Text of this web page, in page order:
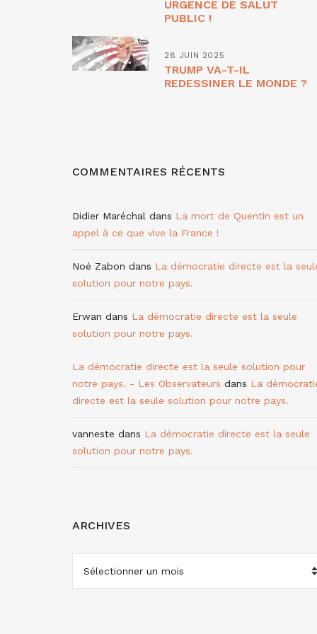
URGENCE DE SALUT
PUBLIC !
28 JUIN 2025
TRUMP VA-T-IL
REDESSINER LE MONDE ?
COMMENTAIRES RÉCENTS
Didier Maréchal dans La mort de Quentin est un
appel à ce que vive la France !
Noé Zabon dans La démocratie directe est la
solution pour notre pays.
Erwan dans La démocratie directe est la seule
solution pour notre pays.
La démocratie directe est la seule solution pour
notre pays. - Les Observateurs dans La
directe est la seule solution pour notre pays.
vanneste dans La démocratie directe est la seule
solution pour notre pays.
ARCHIVES
ARCHIVES